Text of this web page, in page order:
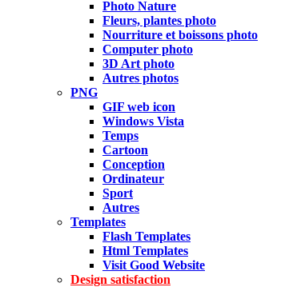
Photo Nature
Fleurs, plantes photo
Nourriture et boissons photo
Computer photo
3D Art photo
Autres photos
PNG
GIF web icon
Windows Vista
Temps
Cartoon
Conception
Ordinateur
Sport
Autres
Templates
Flash Templates
Html Templates
Visit Good Website
Design satisfaction